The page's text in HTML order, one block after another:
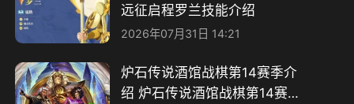
远征启程罗兰技能介绍
2026年07月31日 14:21
炉石传说酒馆战棋第14赛季介
绍 炉石传说酒馆战棋第14赛季